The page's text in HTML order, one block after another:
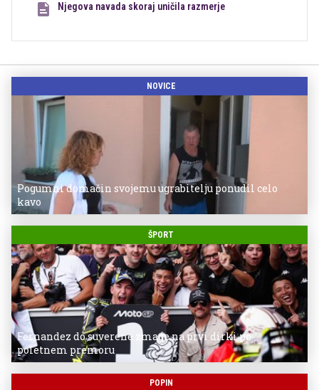
Njegova navada skoraj uničila razmerje
NOVICE
Pogumni domačin svojemu ugrabitelju ponudil celo
kavo
ŠPORT
Fernandez do suverene zmage na prvi dirki po
poletnem premoru
POPIN